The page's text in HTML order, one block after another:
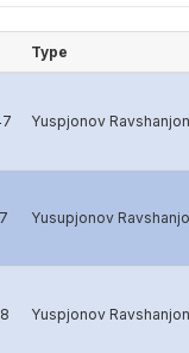
Type
Yuspjonov
Yusupjonov
Yuspjonov